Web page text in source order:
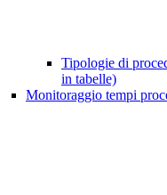
Tipologie di
in tabelle)
Monitoraggio tempi